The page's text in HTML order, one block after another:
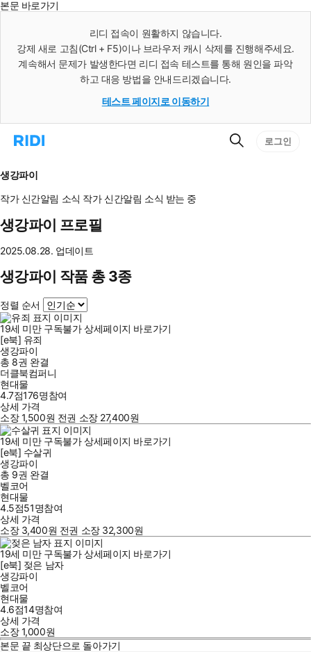
본문 바로가기
리디 접속이 원활하지 않습니다.
강제 새로 고침(Ctrl + F5)이나 브라우저 캐시 삭제를 진행해주세요.
계속해서 문제가 발생한다면 리디 접속 테스트를 통해 원인을 파악
하고 대응 방법을 안내드리겠습니다.
테스트 페이지로 이동하기
리
으
로
이
동
검
로그인
생강파이
작가 신간알림 소식 작가 신간알림 소식 받는 중
생강파이 프로필
2025.08.28. 업데이트
생강파이 작품 총 3종
정렬 순서
19세 미만 구독불가 상세페이지 바로가기
[e북] 유죄
생강파이
총 8권 완결
더클북컴퍼니
현대물
4.7점176명참여
상세 가격
소장1,500원 전권 소장 27,400원
19세 미만 구독불가 상세페이지 바로가기
[e북] 수살귀
생강파이
총 9권 완결
벨코어
현대물
4.5점51명참여
상세 가격
소장 3,400원 전권 소장 32,300원
19세 미만 구독불가 상세페이지 바로가기
[e북] 젖은 남자
생강파이
벨코어
현대물
4.6점14명참여
상세 가격
소장1,000원
본문 끝 최상단으로 돌아가기